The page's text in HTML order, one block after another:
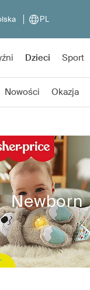
PL
Dzieci Sport
Nowości Okazja
Newborn